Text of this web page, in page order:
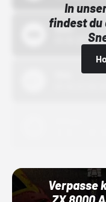
In
findest du
Bstn
01.10.22
Verpasse